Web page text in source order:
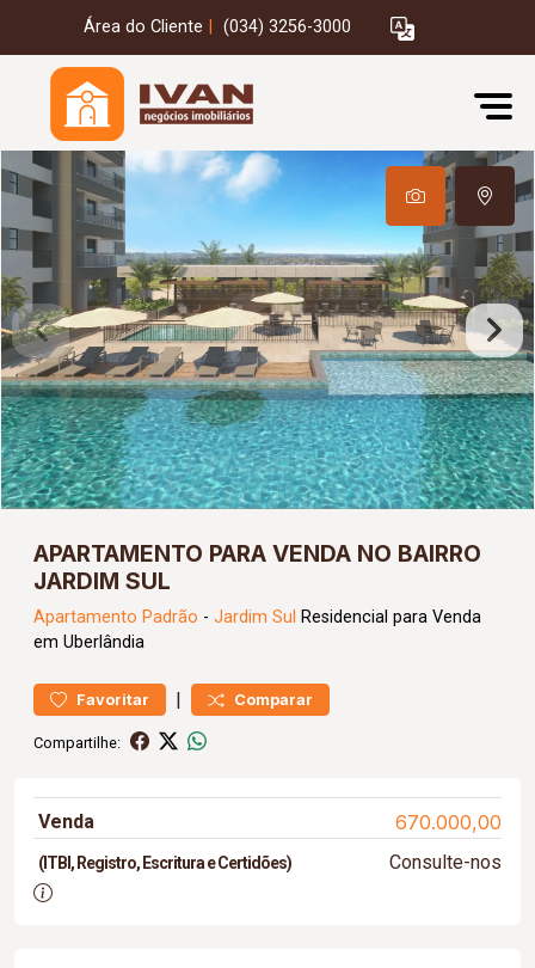
Área do Cliente (034) 3256-3000
APARTAMENTO PARA VENDA NO BAIRRO
JARDIM SUL
Apartamento Padrão - Jardim Sul Residencial para Venda
em Uberlândia
Favoritar | Comparar
Compartilhe:
Venda 670.000,00
(ITBI, Registro, Escritura e Certidões) Consulte-nos